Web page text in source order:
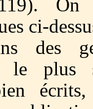
On
ci-
des
le plus